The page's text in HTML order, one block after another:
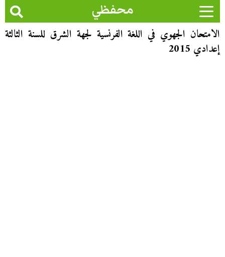
محفظي
الامتحان الجهوي في اللغة الفرنسية لجهة الشرق للسنة الثالثة
إعدادي 2015